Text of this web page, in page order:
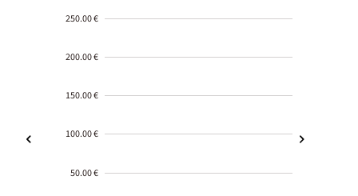
250.00 €
200.00 €
150.00 €
100.00 €
50.00 €